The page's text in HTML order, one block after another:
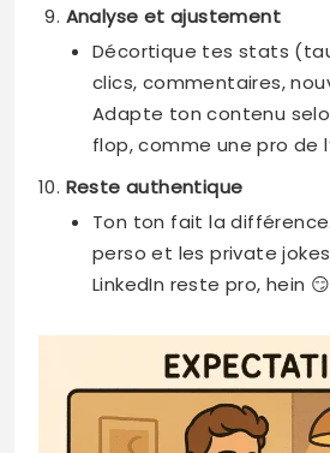
Analyse et ajustement
Décortique tes stats
clics, commentaires,
Adapte ton contenu
flop, comme une pro de
Reste authentique
Ton ton fait la
perso et les private
LinkedIn reste pro, hein